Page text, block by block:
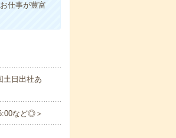
仕事が豊富
日出社あ
など◎＞